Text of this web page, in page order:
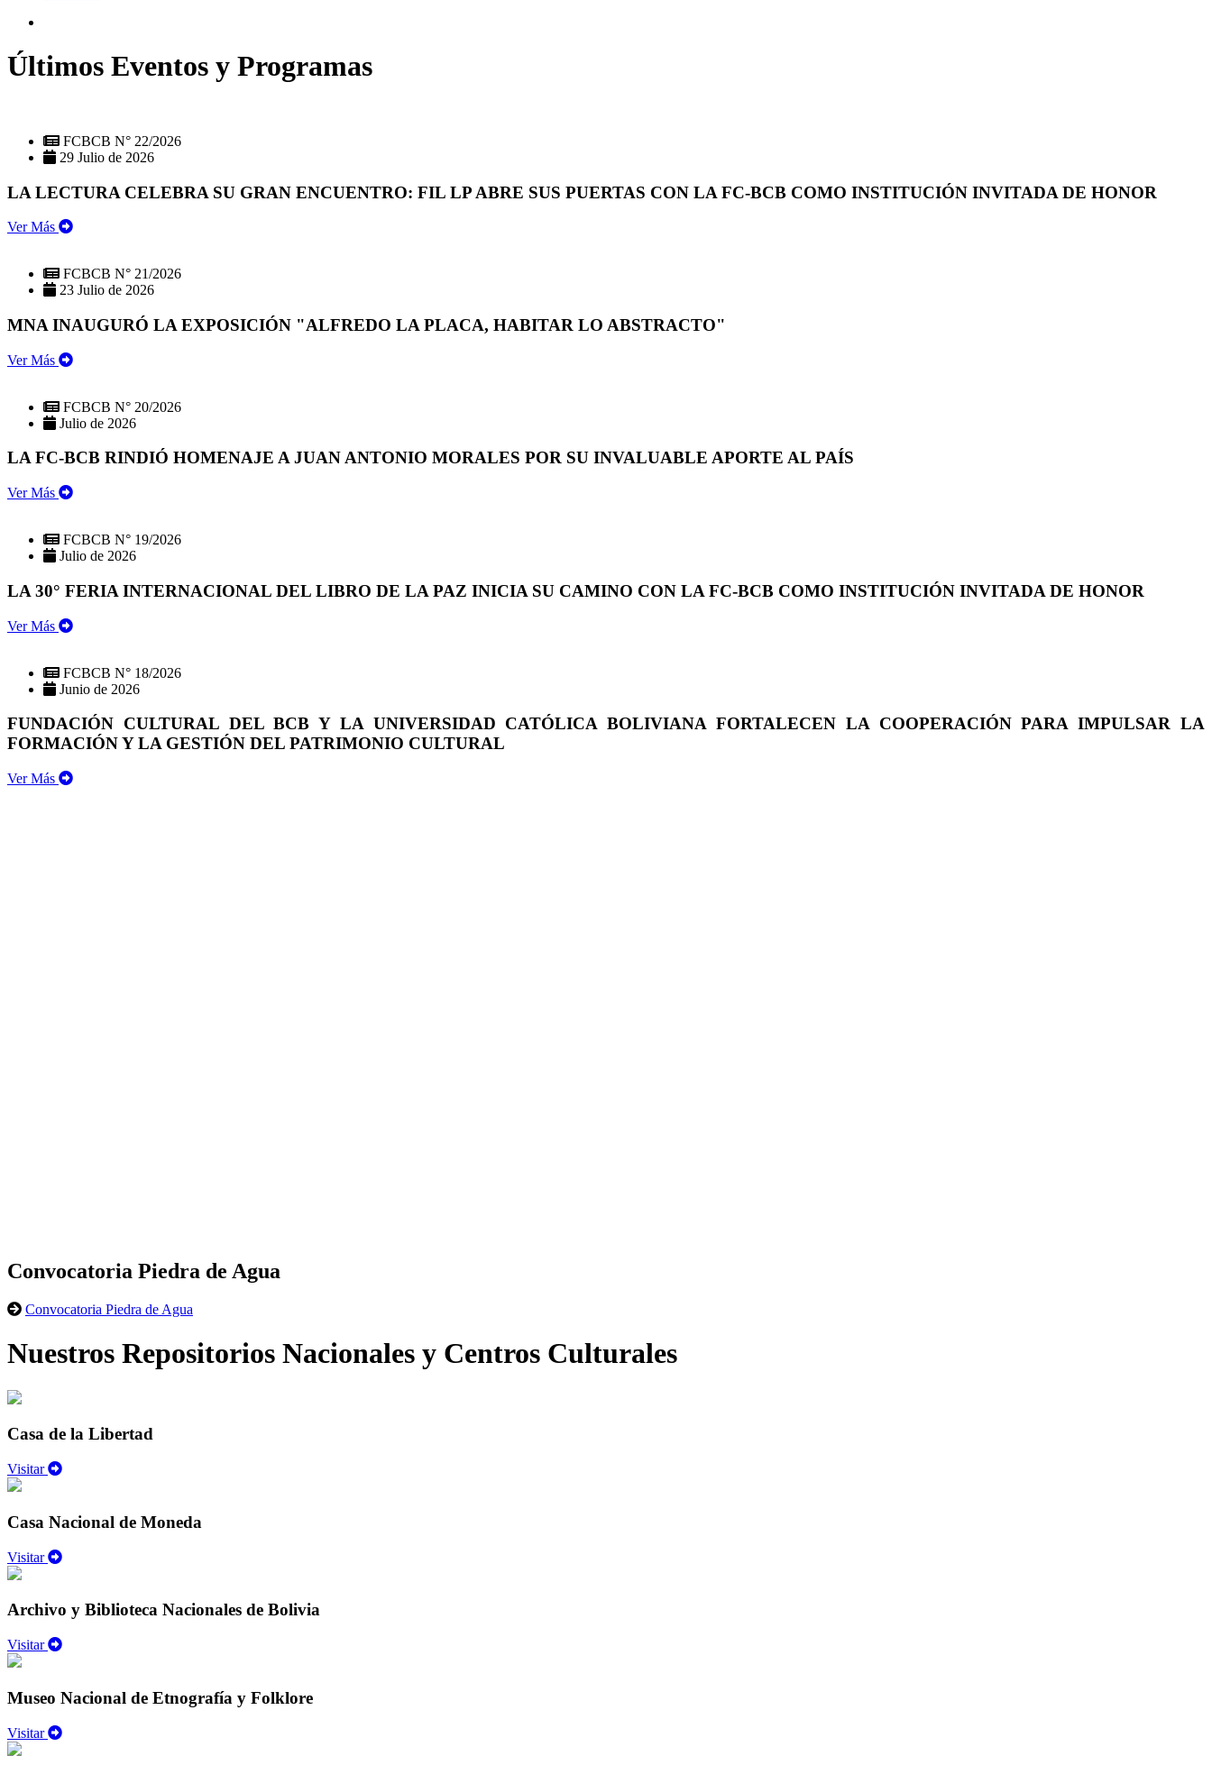
Últimos Eventos y Programas
FCBCB N° 22/2026
29 Julio de 2026
LA LECTURA CELEBRA SU GRAN ENCUENTRO: FIL LP ABRE SUS PUERTAS CON LA FC-BCB COMO INSTITUCIÓN INVITADA DE HONOR
Ver Más
FCBCB N° 21/2026
23 Julio de 2026
MNA INAUGURÓ LA EXPOSICIÓN "ALFREDO LA PLACA, HABITAR LO ABSTRACTO"
Ver Más
FCBCB N° 20/2026
Julio de 2026
LA FC-BCB RINDIÓ HOMENAJE A JUAN ANTONIO MORALES POR SU INVALUABLE APORTE AL PAÍS
Ver Más
FCBCB N° 19/2026
Julio de 2026
LA 30° FERIA INTERNACIONAL DEL LIBRO DE LA PAZ INICIA SU CAMINO CON LA FC-BCB COMO INSTITUCIÓN INVITADA DE HONOR
Ver Más
FCBCB N° 18/2026
Junio de 2026
FUNDACIÓN CULTURAL DEL BCB Y LA UNIVERSIDAD CATÓLICA BOLIVIANA FORTALECEN LA COOPERACIÓN PARA IMPULSAR LA
FORMACIÓN Y LA GESTIÓN DEL PATRIMONIO CULTURAL
Ver Más
Convocatoria Piedra de Agua
Convocatoria Piedra de Agua
Nuestros Repositorios Nacionales y Centros Culturales
Casa de la Libertad
Visitar
Casa Nacional de Moneda
Visitar
Archivo y Biblioteca Nacionales de Bolivia
Visitar
Museo Nacional de Etnografía y Folklore
Visitar